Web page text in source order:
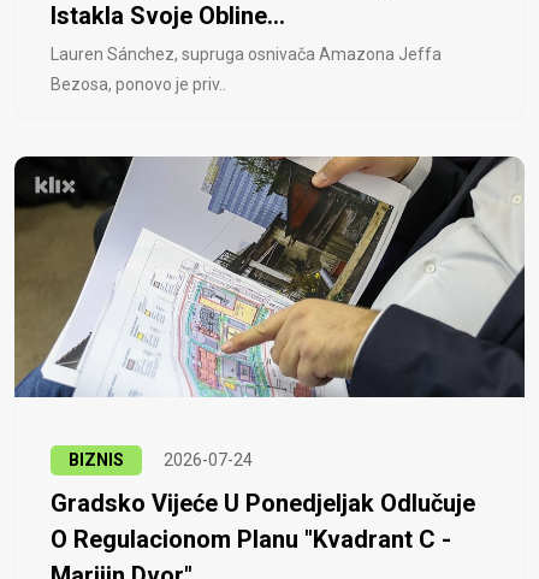
Istakla Svoje Obline...
Lauren Sánchez, supruga osnivača Amazona Jeffa
Bezosa, ponovo je priv..
BIZNIS 2026-07-24
Gradsko Vijeće U Ponedjeljak Odlučuje
O Regulacionom Planu "Kvadrant C -